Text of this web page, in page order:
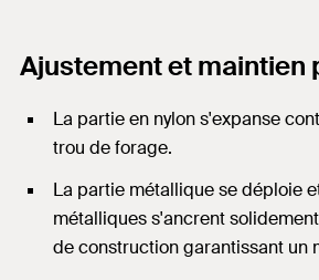
Ajustement et maintien
La partie en nylon s'expanse
trou de forage.
La partie métallique se déploie
métalliques s'ancrent
de construction garantissant un